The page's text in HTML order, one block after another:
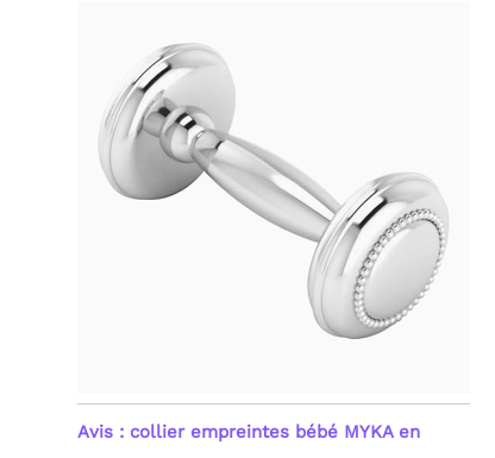
Avis : collier empreintes bébé MYKA en